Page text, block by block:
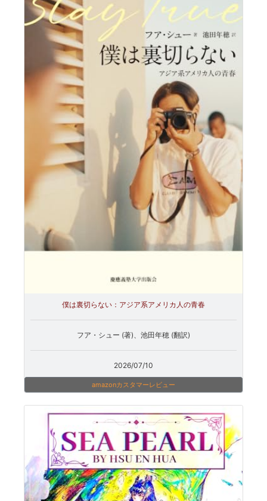
僕は裏切らない：アジア系アメリカ人の青春
フア・シュー (著)、池田年穂 (翻訳)
2026/07/10
amazonカスタマーレビュー